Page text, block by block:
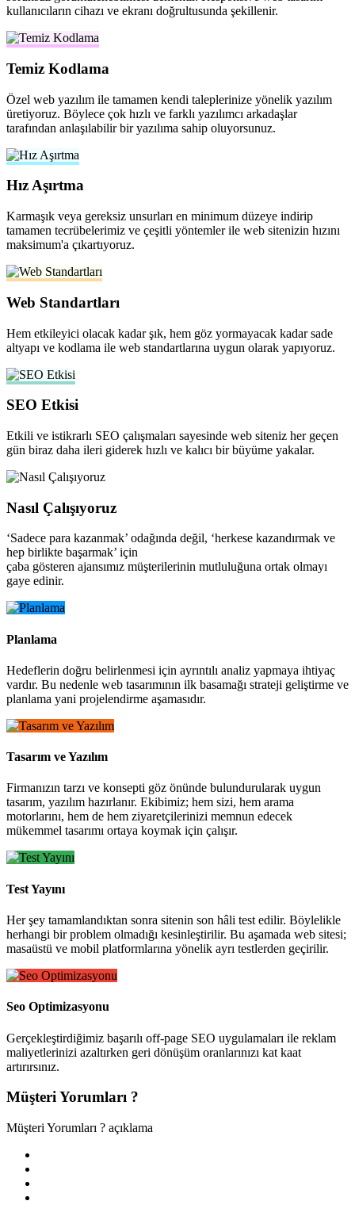
kullanıcıların cihazı ve ekranı doğrultusunda şekillenir.
Temiz Kodlama
Özel web yazılım ile tamamen kendi taleplerinize yönelik yazılım
üretiyoruz. Böylece çok hızlı ve farklı yazılımcı arkadaşlar
tarafından anlaşılabilir bir yazılıma sahip oluyorsunuz.
Hız Aşırtma
Karmaşık veya gereksiz unsurları en minimum düzeye indirip
tamamen tecrübelerimiz ve çeşitli yöntemler ile web sitenizin hızını
maksimum'a çıkartıyoruz.
Web Standartları
Hem etkileyici olacak kadar şık, hem göz yormayacak kadar sade
altyapı ve kodlama ile web standartlarına uygun olarak yapıyoruz.
SEO Etkisi
Etkili ve istikrarlı SEO çalışmaları sayesinde web siteniz her geçen
gün biraz daha ileri giderek hızlı ve kalıcı bir büyüme yakalar.
Nasıl Çalışıyoruz
‘Sadece para kazanmak’ odağında değil, ‘herkese kazandırmak ve
hep birlikte başarmak’ için
çaba gösteren ajansımız müşterilerinin mutluluğuna ortak olmayı
gaye edinir.
Planlama
Hedeflerin doğru belirlenmesi için ayrıntılı analiz yapmaya ihtiyaç
vardır. Bu nedenle web tasarımının ilk basamağı strateji geliştirme ve
planlama yani projelendirme aşamasıdır.
Tasarım ve Yazılım
Firmanızın tarzı ve konsepti göz önünde bulundurularak uygun
tasarım, yazılım hazırlanır. Ekibimiz; hem sizi, hem arama
motorlarını, hem de hem ziyaretçilerinizi memnun edecek
mükemmel tasarımı ortaya koymak için çalışır.
Test Yayını
Her şey tamamlandıktan sonra sitenin son hâli test edilir. Böylelikle
herhangi bir problem olmadığı kesinleştirilir. Bu aşamada web sitesi;
masaüstü ve mobil platformlarına yönelik ayrı testlerden geçirilir.
Seo Optimizasyonu
Gerçekleştirdiğimiz başarılı off-page SEO uygulamaları ile reklam
maliyetlerinizi azaltırken geri dönüşüm oranlarınızı kat kaat
artırırsınız.
Müşteri Yorumları ?
Müşteri Yorumları ? açıklama